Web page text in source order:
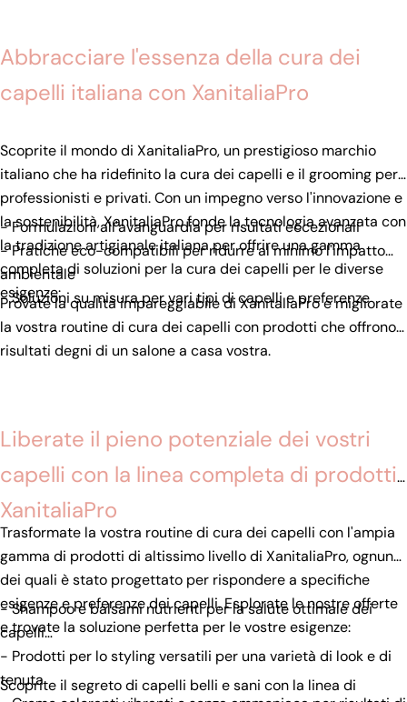
Abbracciare l'essenza della cura dei
capelli italiana con XanitaliaPro
Scoprite il mondo di XanitaliaPro, un prestigioso marchio
italiano che ha ridefinito la cura dei capelli e il grooming per
professionisti e privati. Con un impegno verso l'innovazione e
la sostenibilità, XanitaliaPro fonde la tecnologia avanzata con
la tradizione artigianale italiana per offrire una gamma
completa di soluzioni per la cura dei capelli per le diverse
esigenze:
- Formulazioni all'avanguardia per risultati eccezionali
- Pratiche eco-compatibili per ridurre al minimo l'impatto
ambientale
- Soluzioni su misura per vari tipi di capelli e preferenze
Provate la qualità impareggiabile di XanitaliaPro e migliorate
la vostra routine di cura dei capelli con prodotti che offrono
risultati degni di un salone a casa vostra.
Liberate il pieno potenziale dei vostri
capelli con la linea completa di prodotti
XanitaliaPro
Trasformate la vostra routine di cura dei capelli con l'ampia
gamma di prodotti di altissimo livello di XanitaliaPro, ognuno
dei quali è stato progettato per rispondere a specifiche
esigenze e preferenze dei capelli. Esplorate le nostre offerte
e trovate la soluzione perfetta per le vostre esigenze:
- Shampoo e balsami nutrienti per la salute ottimale dei
capelli
- Prodotti per lo styling versatili per una varietà di look e di
tenuta
Scoprite il segreto di capelli belli e sani con la linea di